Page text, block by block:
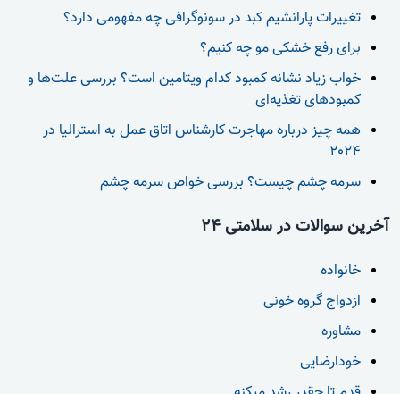
تغییرات پارانشیم کبد در سونوگرافی چه مفهومی دارد؟
برای رفع خشکی مو چه کنیم؟
خواب زیاد نشانه کمبود کدام ویتامین است؟ بررسی علت‌ها و
کمبودهای تغذیه‌ای
همه چیز درباره مهاجرت کارشناس اتاق عمل به استرالیا در
2024
سرمه چشم چیست؟ بررسی خواص سرمه چشم
آخرین سوالات در سلامتی 24
خانواده
ازدواج گروه خونی
مشاوره
خودارضایی